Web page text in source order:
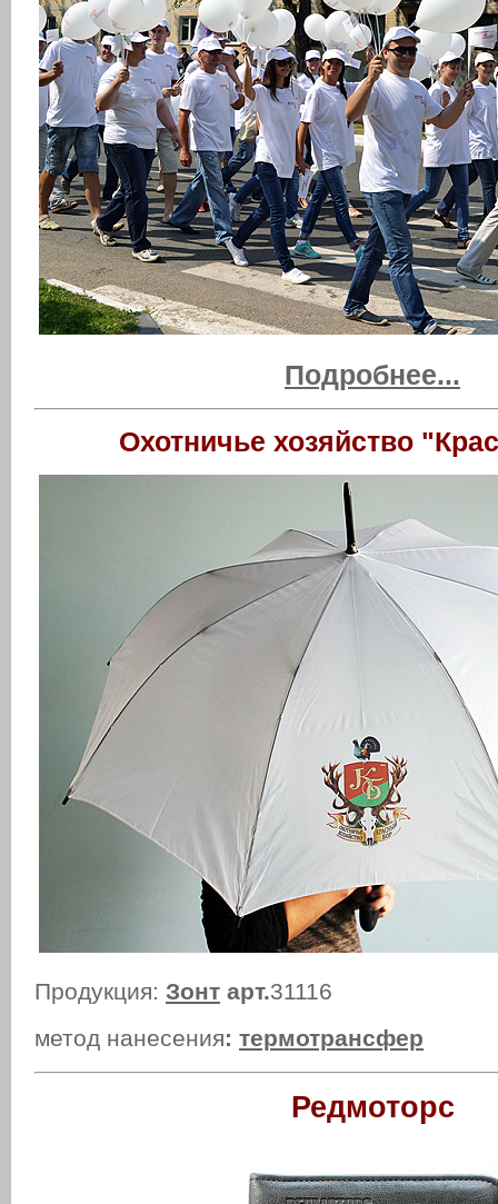
Подробнее...
Охотничье хозяйство
Продукция: Зонт арт.31116
метод нанесения: термотрансфер
Редмоторс